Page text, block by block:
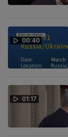
00:40
01:17